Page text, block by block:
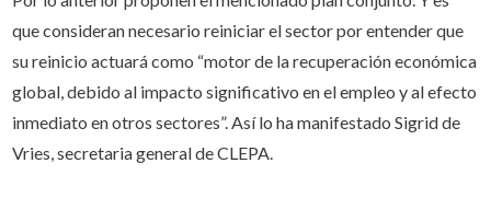
que consideran necesario reiniciar el sector por entender que
su reinicio actuará como “motor de la recuperación económica
global, debido al impacto significativo en el empleo y al efecto
inmediato en otros sectores”. Así lo ha manifestado Sigrid de
Vries, secretaria general de CLEPA.